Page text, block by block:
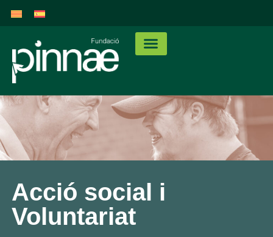
Acció social i
Voluntariat